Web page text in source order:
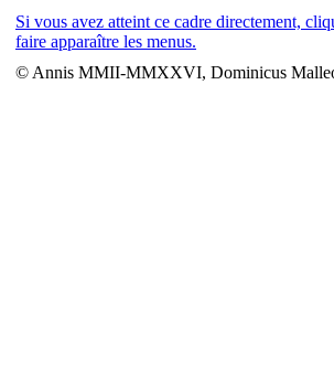
Si vous avez atteint ce cadre directement,
faire apparaître les menus.
© Annis MMII-MMXXVI, Dominicus